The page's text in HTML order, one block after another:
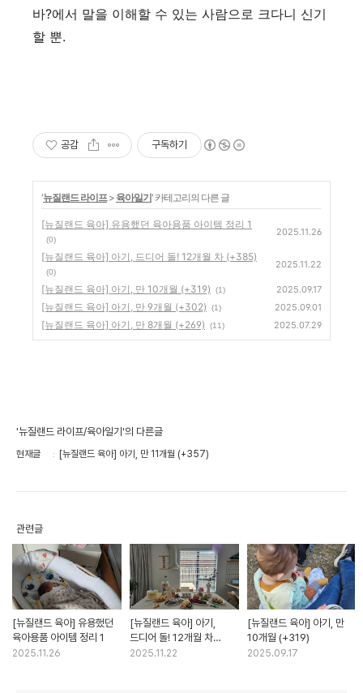
바?에서 말을 이해할 수 있는 사람으로 크다니 신기
할 뿐.
공감 구독하기
'뉴질랜드 라이프 > 육아일기' 카테고리의 다른 글
[뉴질랜드 육아] 유용했던 육아용품 아이템 정리 1
(0)
2025.11.26
[뉴질랜드 육아] 아기, 드디어 돌! 12개월 차 (+385)
(0)
2025.11.22
[뉴질랜드 육아] 아기, 만 10개월 (+319) (1) 2025.09.17
[뉴질랜드 육아] 아기, 만 9개월 (+302) (1) 2025.09.01
[뉴질랜드 육아] 아기, 만 8개월 (+269) (11) 2025.07.29
'뉴질랜드 라이프/육아일기'의 다른글
현재글 [뉴질랜드 육아] 아기, 만 11개월 (+357)
관련글
[뉴질랜드 육아] 유용했던
육아용품 아이템 정리 1
2025.11.26
[뉴질랜드 육아] 아기,
드디어 돌! 12개월 차
(+385)
2025.11.22
[뉴질랜드 육아] 아기, 만
10개월 (+319)
2025.09.17